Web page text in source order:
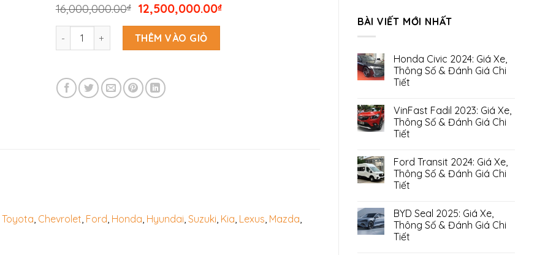
18,000,000.00₫.
BÀI VIẾT MỚI NHẤT
Honda Civic 2024: Giá Xe,
Thông Số & Đánh Giá Chi
Tiết
VinFast Fadil 2023: Giá Xe,
Thông Số & Đánh Giá Chi
Tiết
Ford Transit 2024: Giá Xe,
Thông Số & Đánh Giá Chi
Tiết
BYD Seal 2025: Giá Xe,
Thông Số & Đánh Giá Chi
Tiết
16,000,000.00₫ Giá
là:
16,000,000.00₫.
12,500,000.00₫Giá
Bộ 04 lazang ô tô 17,18,19 INCH PCD 5x114.3 mẫu LZ161 số lượng
THÊM VÀO GIỎ
Toyota Chevrolet Ford Honda Hyundai Suzuki Kia Lexus Mazda